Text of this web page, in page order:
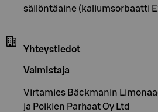
säilöntäaine (kaliumsorbaatti
Yhteystiedot
Valmistaja
Virtamies Bäckmanin
ja Poikien Parhaat Oy Ltd